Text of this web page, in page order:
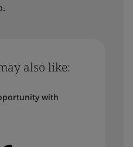
also like:
with